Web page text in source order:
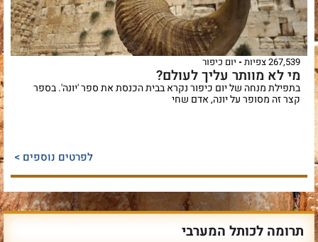
267,539 צפיות יום כיפור
מי לא מוותר עליך לעולם?
בתפילת מנחה של יום כיפור נקרא בבית הכנסת את ספר 'יונה'. בספר
קצר זה מסופר על יונה, אדם שחי
לפרטים נוספים >
תרומה לכותל המערבי